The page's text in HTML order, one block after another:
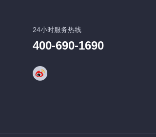
24小时服务热线
400-690-1690